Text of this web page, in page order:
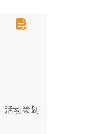
活动策划